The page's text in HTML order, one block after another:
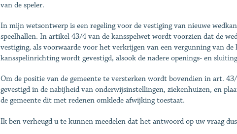
van de speler.
In mijn wetsontwerp is een regeling voor de vestiging van nieuwe
speelhallen. In artikel 43/4 van de kansspelwet wordt voorzien dat de
vestiging, als voorwaarde voor het verkrijgen van een vergunning van
kansspelinrichting wordt gevestigd, alsook de nadere openings- en
Om de positie van de gemeente te versterken wordt bovendien in art.
gevestigd in de nabijheid van onderwijsinstellingen, ziekenhuizen, en
de gemeente dit met redenen omklede afwijking toestaat.
Ik ben verheugd u te kunnen meedelen dat het antwoord op uw vraag